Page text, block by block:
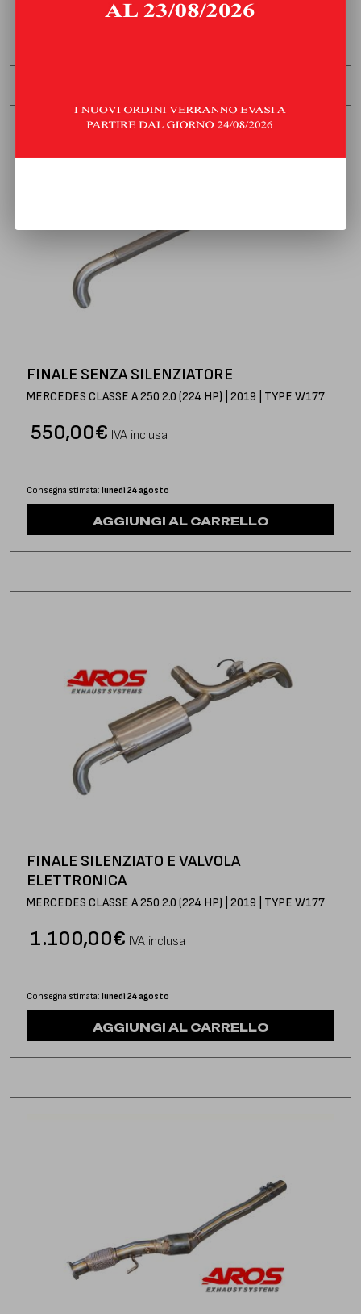
lunedì 24 agosto
FINALE SENZA SILENZIATORE
MERCEDES CLASSE A 250 2.0 (224 HP) | 2019 | TYPE W177
€
550,00 IVA inclusa
Consegna stimata: lunedì 24 agosto
AGGIUNGI AL CARRELLO
FINALE SILENZIATO E VALVOLA
ELETTRONICA
MERCEDES CLASSE A 250 2.0 (224 HP) | 2019 | TYPE W177
€
1.100,00 IVA inclusa
Consegna stimata: lunedì 24 agosto
AGGIUNGI AL CARRELLO